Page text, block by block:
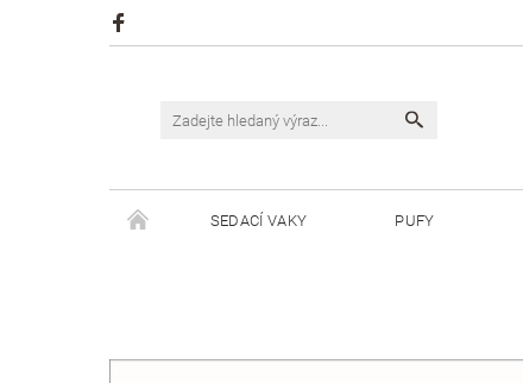
SEDACÍ VAKY PUFY